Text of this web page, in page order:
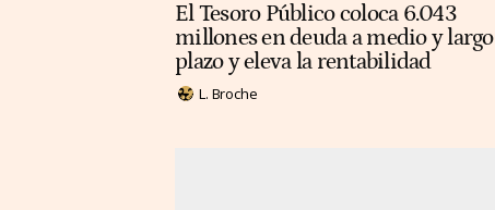
El Tesoro Público coloca 6.043
millones en deuda a medio y largo
plazo y eleva la rentabilidad
L. Broche